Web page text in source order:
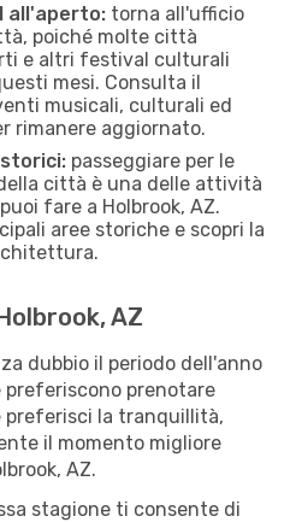
all'aperto: torna all'ufficio
poiché molte città
e altri festival culturali
mesi. Consulta il
musicali, culturali ed
rimanere aggiornato.
passeggiare per le
città è una delle attività
fare a Holbrook, AZ.
aree storiche e scopri la
AZ
dubbio il periodo dell'anno
prenotare
preferisci la tranquillità,
il momento migliore
AZ.
stagione ti consente di